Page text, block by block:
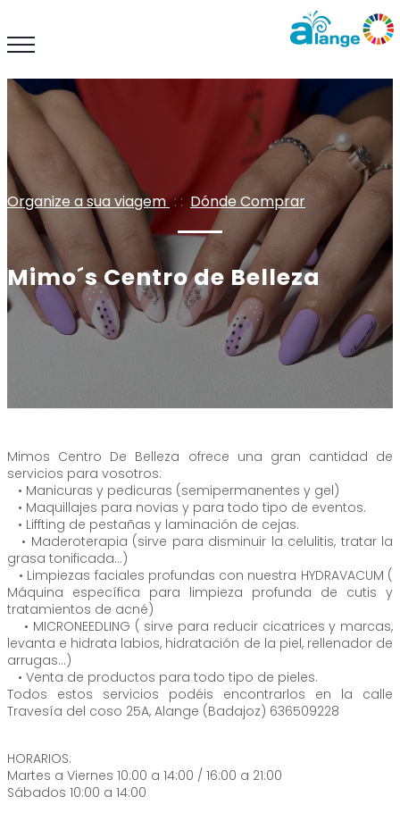
Organize a sua viagem: : Dónde Comprar
Mimo´s Centro de Belleza
Mimos Centro De Belleza ofrece una gran cantidad de
servicios para vosotros:
• Manicuras y pedicuras (semipermanentes y gel)
• Maquillajes para novias y para todo tipo de eventos.
• Liffting de pestañas y laminación de cejas.
• Maderoterapia (sirve para disminuir la celulitis, tratar la
grasa tonificada…)
• Limpiezas faciales profundas con nuestra HYDRAVACUM (
Máquina específica para limpieza profunda de cutis y
tratamientos de acné)
• MICRONEEDLING ( sirve para reducir cicatrices y marcas,
levanta e hidrata labios, hidratación de la piel, rellenador de
arrugas…)
• Venta de productos para todo tipo de pieles.
Todos estos servicios podéis encontrarlos en la calle
Travesía del coso 25A, Alange (Badajoz) 636509228
HORARIOS:
Martes a Viernes 10:00 a 14:00 / 16:00 a 21:00
Sábados 10:00 a 14:00